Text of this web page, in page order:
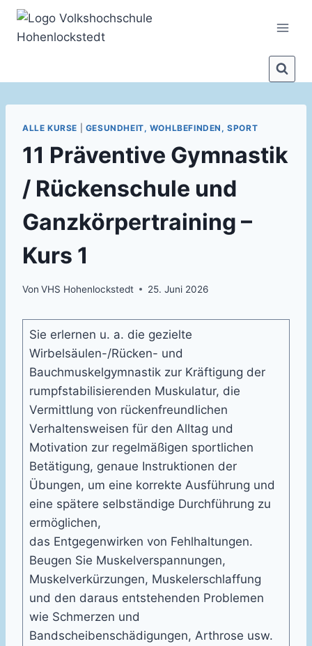
Zum
springen
ALLE KURSE GESUNDHEIT, WOHLBEFINDEN, SPORT
11 Präventive Gymnastik
/ Rückenschule und
Ganzkörpertraining –
Kurs 1
Von VHS Hohenlockstedt 25. Juni 2026
Sie erlernen u. a. die gezielte
Wirbelsäulen-/Rücken- und
Bauchmuskelgymnastik zur Kräftigung der
rumpfstabilisierenden Muskulatur, die
Vermittlung von rückenfreundlichen
Verhaltensweisen für den Alltag und
Motivation zur regelmäßigen sportlichen
Betätigung, genaue Instruktionen der
Übungen, um eine korrekte Ausführung und
eine spätere selbständige Durchführung zu
ermöglichen,
das Entgegenwirken von Fehlhaltungen.
Beugen Sie Muskelverspannungen,
Muskelverkürzungen, Muskelerschlaffung
und den daraus entstehenden Problemen
wie Schmerzen und
Bandscheibenschädigungen, Arthrose usw.